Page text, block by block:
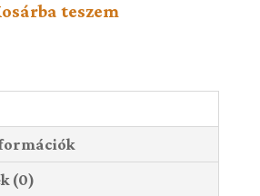
teszem
(0)